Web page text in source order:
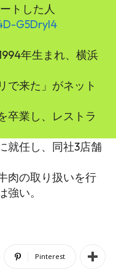
トした人
G5DryI4
年生まれ、横浜
で来た」がネット
卒業し、レストラ
就任し、同社3店舗
肉の取り扱いを行
い。
Pinterest